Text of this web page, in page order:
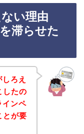
い理由
滞らせた
ろえ
したの
インペ
とが要